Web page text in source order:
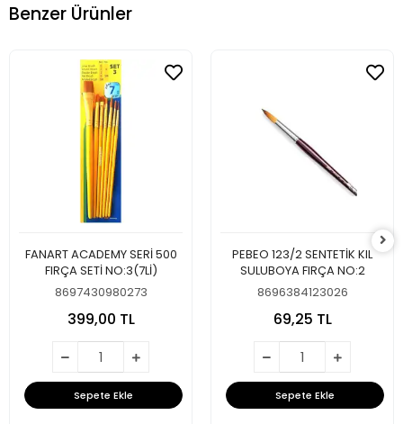
Benzer Ürünler
FANART ACADEMY SERİ 500
FIRÇA SETİ NO:3(7Lİ)
8697430980273
399,00 TL
Sepete Ekle
PEBEO 123/2 SENTETİK KIL
SULUBOYA FIRÇA NO:2
8696384123026
69,25 TL
Sepete Ekle